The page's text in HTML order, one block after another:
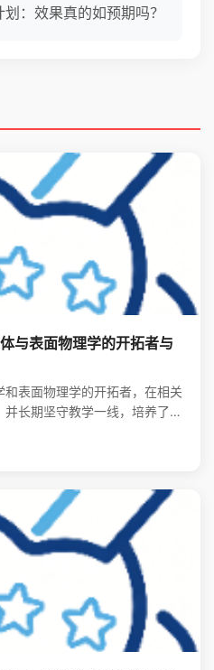
：效果真的如预期吗？
与表面物理学的开拓者与
表面物理学的开拓者，在相关
长期坚守教学一线，培养了大